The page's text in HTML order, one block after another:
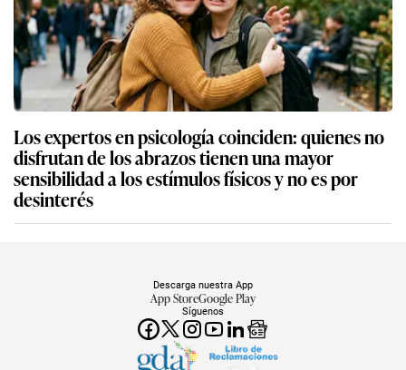
Los expertos en psicología coinciden: quienes no
disfrutan de los abrazos tienen una mayor
sensibilidad a los estímulos físicos y no es por
desinterés
Síguenos
Descarga nuestra App
App StoreGoogle Play